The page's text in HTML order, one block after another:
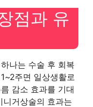
점과 유
나는 수술 후 회복
주면 일상생활로
감소 효과를 기대
거상술의 효과는